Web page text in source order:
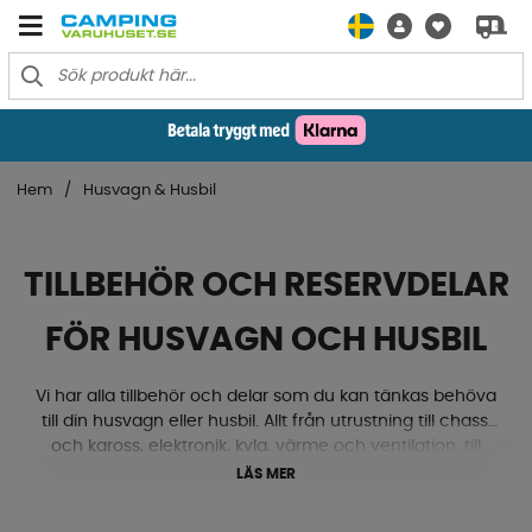
Hem Husvagn & Husbil
TILLBEHÖR OCH RESERVDELAR
FÖR HUSVAGN OCH HUSBIL
Vi har alla tillbehör och delar som du kan tänkas behöva
till din husvagn eller husbil. Allt från utrustning till chassi
och kaross, elektronik, kyla, värme och ventilation, till
gasol, textilmattor, lås och beslag med mera. Ja, här
LÄS MER